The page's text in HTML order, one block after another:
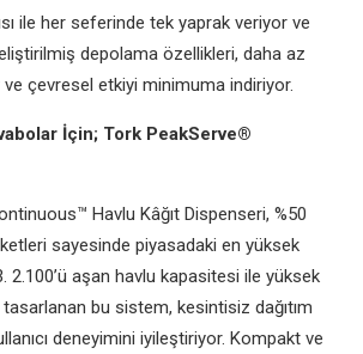
ile her seferinde tek yaprak veriyor ve
depolama özellikleri, daha az
çevresel etkiyi minimuma indiriyor.
İçin; Tork PeakServe®
Havlu Kâğıt Dispenseri, %50
sayesinde piyasadaki en yüksek
2.100’ü aşan havlu kapasitesi ile yüksek
bu sistem, kesintisiz dağıtım
deneyimini iyileştiriyor. Kompakt ve